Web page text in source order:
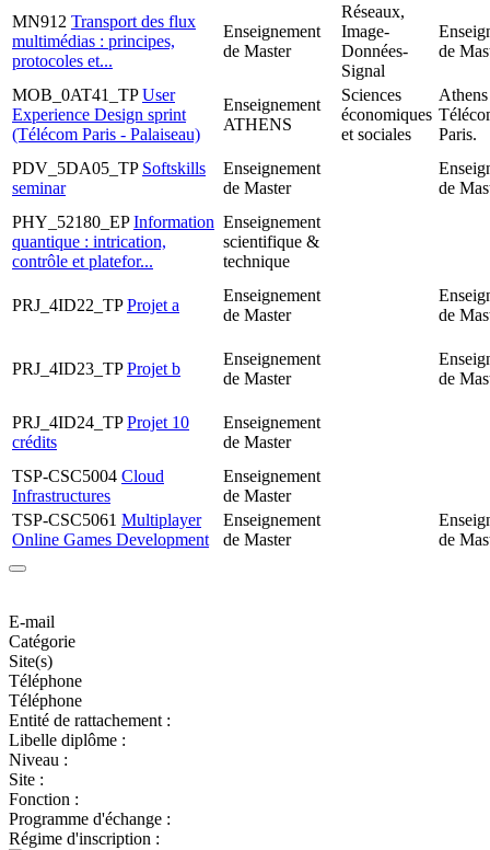
MN912 Transport des flux
multimédias : principes,
protocoles et...
Enseignement
de Master
Réseaux,
Image-
Données-
Signal
de
MOB_0AT41_TP User
Experience Design sprint
(Télécom Paris - Palaiseau)
Enseignement
ATHENS
Sciences
économiques
et sociales
Athens
Paris.
PDV_5DA05_TP Softskills
seminar
Enseignement
de Master
de
PHY_52180_EP Information
quantique : intrication,
contrôle et platefor...
Enseignement
scientifique &
technique
PRJ_4ID22_TP Projet a
Enseignement
de Master
de
PRJ_4ID23_TP Projet b
Enseignement
de Master
de
PRJ_4ID24_TP Projet 10
crédits
Enseignement
de Master
TSP-CSC5004 Cloud
Infrastructures
Enseignement
de Master
TSP-CSC5061 Multiplayer
Online Games Development
Enseignement
de Master
de
E-mail
Catégorie
Site(s)
Téléphone
Téléphone
Entité de rattachement :
Libelle diplôme :
Niveau :
Site :
Fonction :
Programme d'échange :
Régime d'inscription :